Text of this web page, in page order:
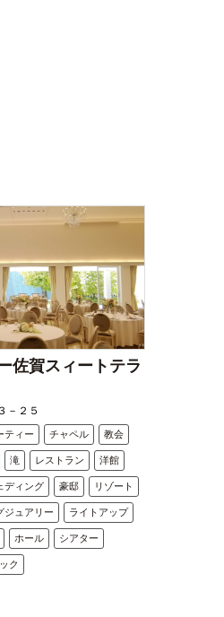
佐賀スィートテラ
－２５
ティー チャペル 教会
滝 レストラン 洋館
ディング 豪邸 リゾート
ジュアリー ライトアップ
ホール シアター
ク